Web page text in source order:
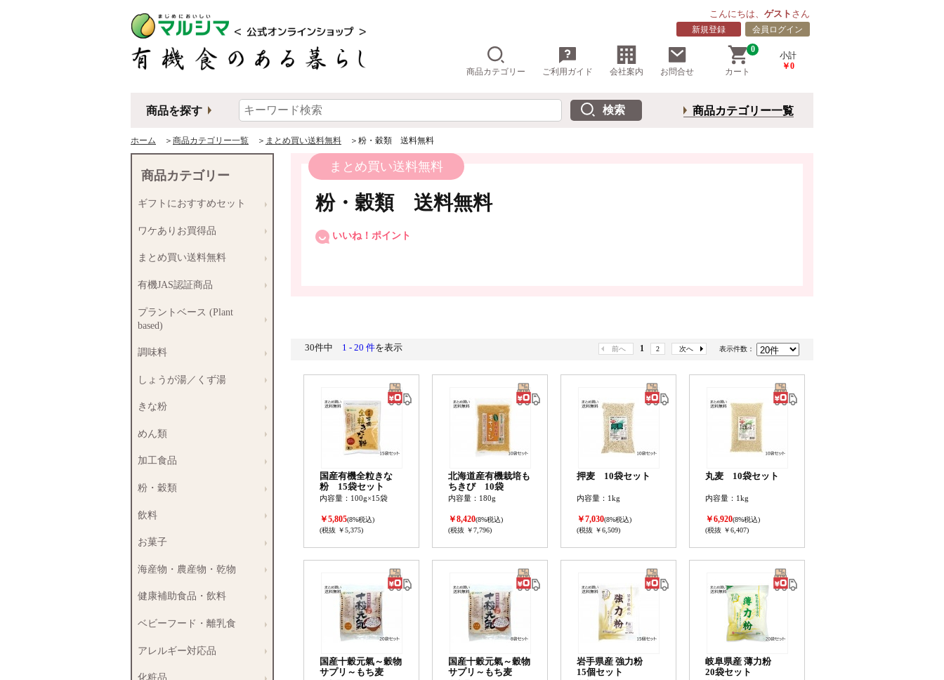
こんにちは、 ゲスト さん
新規登録
会員ログイン
商品カテゴリー ご利用ガイド 会社案内 お問合せ
0
カート
小計
￥0
商品を探す 商品カテゴリー一覧
ホーム ＞ 商品カテゴリー一覧 ＞ まとめ買い送料無料 ＞粉・穀類 送料無料
まとめ買い送料無料
粉・穀類 送料無料
いいね！ポイント
30件中 1 - 20 件を表示 前へ 1 2 次へ 表示件数：
国産有機全粒きな
粉 15袋セット
内容量：100g×15袋
￥5,805(8%税込)
(税抜 ￥5,375)
北海道産有機栽培も
ちきび 10袋
内容量：180g
￥8,420(8%税込)
(税抜 ￥7,796)
押麦 10袋セット
内容量：1kg
￥7,030(8%税込)
(税抜 ￥6,509)
丸麦 10袋セット
内容量：1kg
￥6,920(8%税込)
(税抜 ￥6,407)
国産十穀元氣～穀物
サプリ～もち麦
国産十穀元氣～穀物
サプリ～もち麦
岩手県産 強力粉
15個セット
岐阜県産 薄力粉
20袋セット
商品カテゴリー
ギフトにおすすめセット
ワケありお買得品
まとめ買い送料無料
有機JAS認証商品
プラントベース (Plant
based)
調味料
しょうが湯／くず湯
きな粉
めん類
加工食品
粉・穀類
飲料
お菓子
海産物・農産物・乾物
健康補助食品・飲料
ベビーフード・離乳食
アレルギー対応品
化粧品